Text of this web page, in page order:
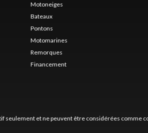
Motoneiges
Bateaux
Pontons
Motomarines
Remorques
Financement
seulement et ne peuvent être considérées comme